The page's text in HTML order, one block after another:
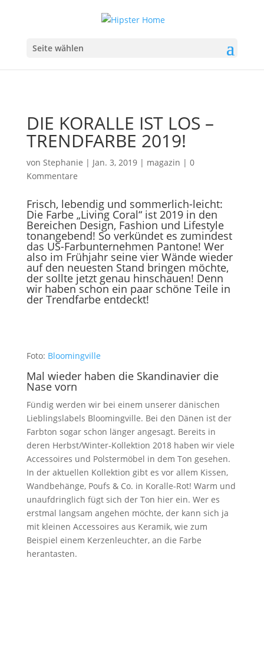
Seite wählen
DIE KORALLE IST LOS –
TRENDFARBE 2019!
von Stephanie | Jan. 3, 2019| magazin | 0
Kommentare
Frisch, lebendig und sommerlich-leicht:
Die Farbe „Living Coral“ ist 2019 in den
Bereichen Design, Fashion und Lifestyle
tonangebend! So verkündet es zumindest
das US-Farbunternehmen Pantone! Wer
also im Frühjahr seine vier Wände wieder
auf den neuesten Stand bringen möchte,
der sollte jetzt genau hinschauen! Denn
wir haben schon ein paar schöne Teile in
der Trendfarbe entdeckt!
Foto: Bloomingville
Mal wieder haben die Skandinavier die
Nase vorn
Fündig werden wir bei einem unserer dänischen
Lieblingslabels Bloomingville. Bei den Dänen ist der
Farbton sogar schon länger angesagt. Bereits in
deren Herbst/Winter-Kollektion 2018 haben wir viele
Accessoires und Polstermöbel in dem Ton gesehen.
In der aktuellen Kollektion gibt es vor allem Kissen,
Wandbehänge, Poufs & Co. in Koralle-Rot! Warm und
unaufdringlich fügt sich der Ton hier ein. Wer es
erstmal langsam angehen möchte, der kann sich ja
mit kleinen Accessoires aus Keramik, wie zum
Beispiel einem Kerzenleuchter, an die Farbe
herantasten.